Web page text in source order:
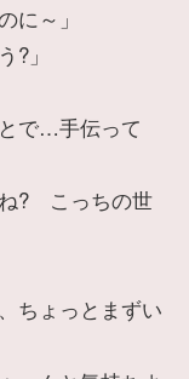
に～」
?」
で…手伝って
? こっちの世
ちょっとまずい